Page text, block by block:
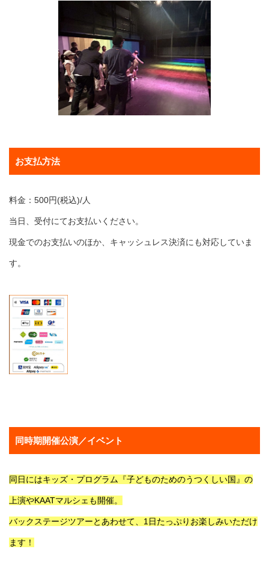
お支払方法
料金：500円(税込)/人
当日、受付にてお支払いください。
現金でのお支払いのほか、キャッシュレス決済にも対応していま
す。
同時期開催公演／イベント
同日にはキッズ・プログラム『子どものためのうつくしい国』の
上演やKAATマルシェも開催。
バックステージツアーとあわせて、1日たっぷりお楽しみいただけ
ます！